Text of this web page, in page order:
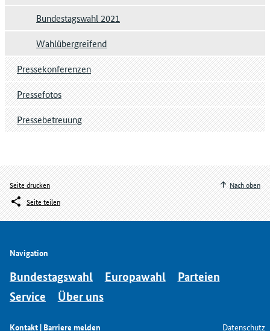
Bundestagswahl 2021
Wahlübergreifend
Pressekonferenzen
Pressefotos
Pressebetreuung
Seite drucken
Seite teilen
Nach oben
Navigation
Bundestagswahl Europawahl
Parteien
Service
Über uns
Kontakt | Barriere melden Datenschutz